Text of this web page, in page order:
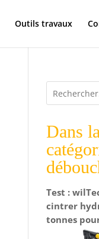
Outils travaux
Dans la
Test :
cintrer
tonnes